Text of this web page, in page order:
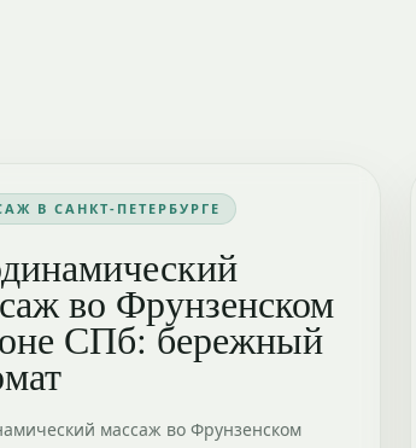
В САНКТ-ПЕТЕРБУРГЕ
во Фрунзенском
СПб: бережный
массаж во Фрунзенском